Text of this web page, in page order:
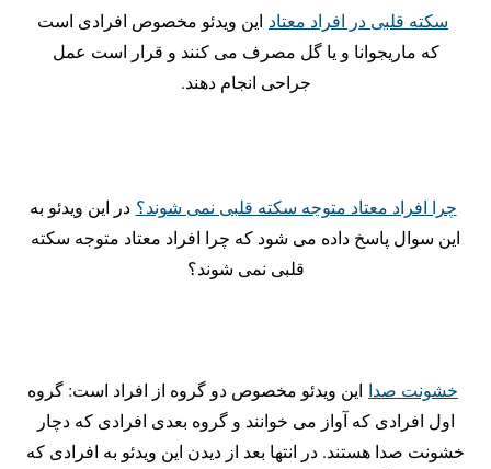
سکته قلبی در افراد معتاد این ویدئو مخصوص افرادی است
که ماریجوانا و یا گل مصرف می کنند و قرار است عمل
جراحی انجام دهند.
چرا افراد معتاد متوجه سکته قلبی نمی شوند؟ در این ویدئو به
این سوال پاسخ داده می شود که چرا افراد معتاد متوجه سکته
قلبی نمی شوند؟
خشونت صدا این ویدئو مخصوص دو گروه از افراد است: گروه
اول افرادی که آواز می خوانند و گروه بعدی افرادی که دچار
خشونت صدا هستند. در انتها بعد از دیدن این ویدئو به افرادی که